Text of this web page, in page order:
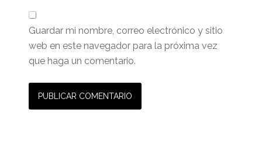
Guardar mi nombre, correo electrónico y sitio
web en este navegador para la próxima vez
que haga un comentario.